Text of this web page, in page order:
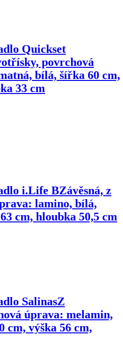
Quickset
povrchová
bílá, šířka 60 cm,
33 cm
i.Life BZávěsná, z
lamino, bílá,
cm, hloubka 50,5 cm
SalinasZ
úprava: melamin,
cm, výška 56 cm,